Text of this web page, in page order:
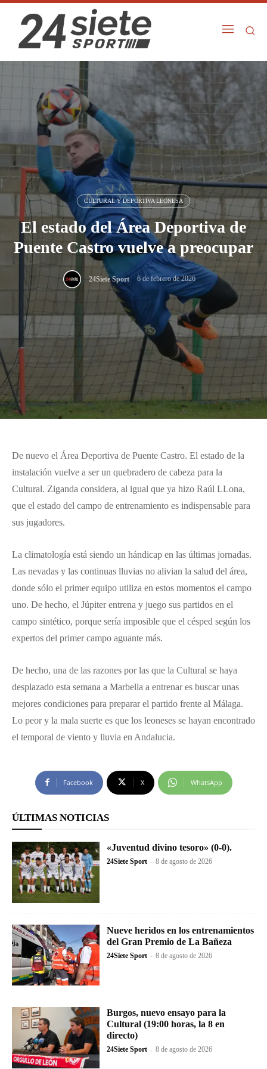
CULTURAL Y DEPORTIVA LEONESA
El estado del Área Deportiva de
Puente Castro vuelve a preocupar
24Siete Sport 6 de febrero de 2026
De nuevo el Área Deportiva de Puente Castro. El estado de la
instalación vuelve a ser un quebradero de cabeza para la
Cultural. Ziganda considera, al igual que ya hizo Raúl LLona,
que el estado del campo de entrenamiento es indispensable para
sus jugadores.
La climatología está siendo un hándicap en las últimas jornadas.
Las nevadas y las continuas lluvias no alivian la salud del área,
donde sólo el primer equipo utiliza en estos momentos el campo
uno. De hecho, el Júpiter entrena y juego sus partidos en el
campo sintético, porque sería imposible que el césped según los
expertos del primer campo aguante más.
De hecho, una de las razones por las que la Cultural se haya
desplazado esta semana a Marbella a entrenar es buscar unas
mejores condiciones para preparar el partido frente al Málaga.
Lo peor y la mala suerte es que los leoneses se hayan encontrado
el temporal de viento y lluvia en Andalucia.
Facebook X WhatsApp
ÚLTIMAS NOTICIAS
«Juventud divino tesoro» (0-0).
24Siete Sport - 8 de agosto de 2026
Nueve heridos en los entrenamientos
del Gran Premio de La Bañeza
24Siete Sport - 8 de agosto de 2026
Burgos, nuevo ensayo para la
Cultural (19:00 horas, la 8 en
directo)
24Siete Sport - 8 de agosto de 2026